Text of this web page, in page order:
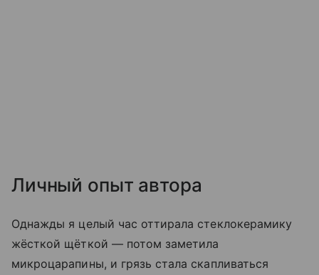
Личный опыт автора
Однажды я целый час оттирала стеклокерамику
жёсткой щёткой — потом заметила
микроцарапины, и грязь стала скапливаться